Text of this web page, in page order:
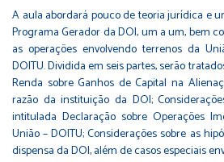
A aula abordará pouco de teoria jurídica e
Programa Gerador da DOI, um a um, bem
as operações envolvendo terrenos da
DOITU. Dividida em seis partes, serão
Renda sobre Ganhos de Capital na
razão da instituição da DOI;
intitulada Declaração sobre Operações
União – DOITU; Considerações sobre as
dispensa da DOI, além de casos especiais